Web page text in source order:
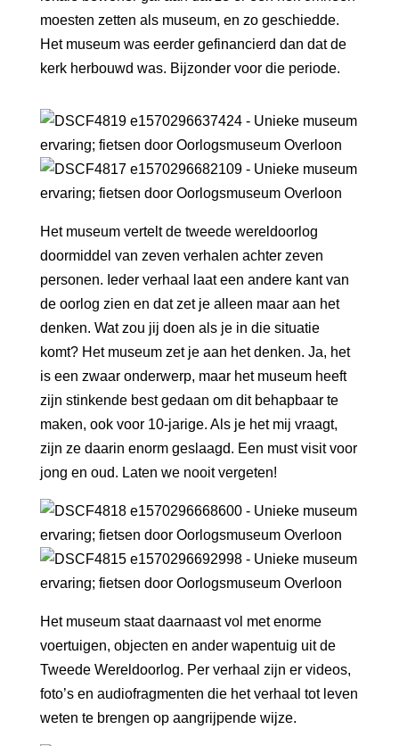
moesten zetten als museum, en zo geschiedde.
Het museum was eerder gefinancierd dan dat de
kerk herbouwd was. Bijzonder voor die periode.
Het museum vertelt de tweede wereldoorlog
doormiddel van zeven verhalen achter zeven
personen. Ieder verhaal laat een andere kant van
de oorlog zien en dat zet je alleen maar aan het
denken. Wat zou jij doen als je in die situatie
komt? Het museum zet je aan het denken. Ja, het
is een zwaar onderwerp, maar het museum heeft
zijn stinkende best gedaan om dit behapbaar te
maken, ook voor 10-jarige. Als je het mij vraagt,
zijn ze daarin enorm geslaagd. Een must visit voor
jong en oud. Laten we nooit vergeten!
Het museum staat daarnaast vol met enorme
voertuigen, objecten en ander wapentuig uit de
Tweede Wereldoorlog. Per verhaal zijn er videos,
foto’s en audiofragmenten die het verhaal tot leven
weten te brengen op aangrijpende wijze.